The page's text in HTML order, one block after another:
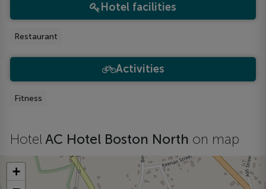
Hotel facilities
Restaurant
Activities
Fitness
HotelAC Hotel Boston North on map
+